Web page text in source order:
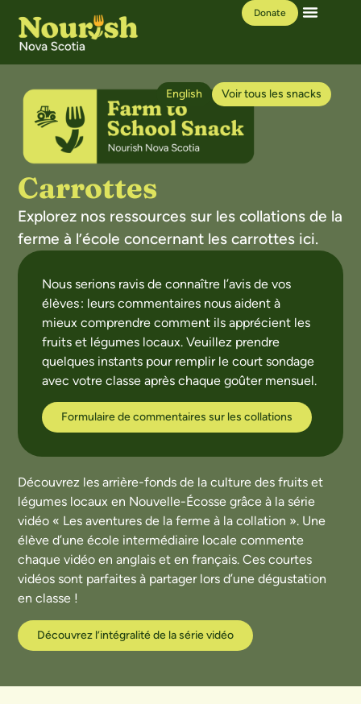
Donate
English Voir tous les snacks
Carrottes
Explorez nos ressources sur les collations de la
ferme à l’école concernant les carrottes ici.
Nous serions ravis de connaître l’avis de vos
élèves : leurs commentaires nous aident à
mieux comprendre comment ils apprécient les
fruits et légumes locaux. Veuillez prendre
quelques instants pour remplir le court sondage
avec votre classe après chaque goûter mensuel.
Formulaire de commentaires sur les collations
Découvrez les arrière-fonds de la culture des fruits et
légumes locaux en Nouvelle-Écosse grâce à la série
vidéo « Les aventures de la ferme à la collation ». Une
élève d’une école intermédiaire locale commente
chaque vidéo en anglais et en français. Ces courtes
vidéos sont parfaites à partager lors d’une dégustation
en classe !
Découvrez l’intégralité de la série vidéo